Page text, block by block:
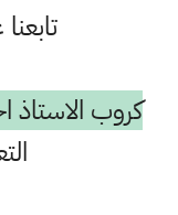
كروب الاستاذ